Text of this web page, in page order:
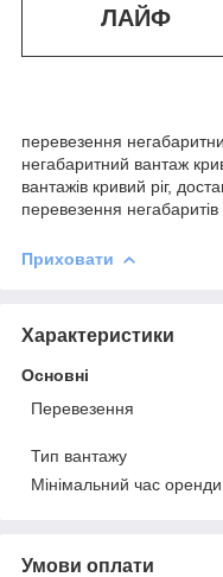
ЛАЙФ
перевезення
негабаритний вантаж
вантажів кривий ріг,
перевезення
Приховати
Характеристики
Основні
Перевезення
Тип вантажу
Мінімальний час оренди
Умови оплати